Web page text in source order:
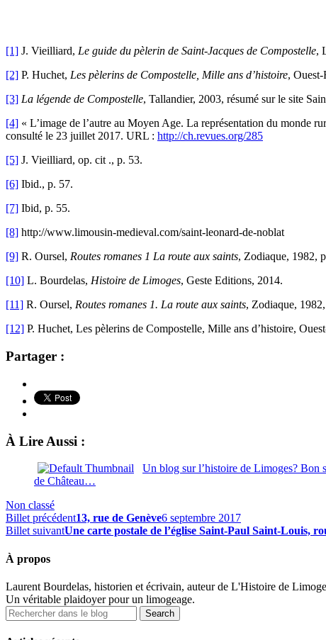
[1] J. Vieilliard, Le guide du pèlerin de Saint-Jacques de Compostelle,
[2] P. Huchet, Les pèlerins de Compostelle, Mille ans d’histoire,
[3] La légende de Compostelle, Tallandier, 2003, résumé sur le site
[4] « L’image de l’autre au Moyen Age. La représentation du monde
consulté le 23 juillet 2017. URL : http://ch.revues.org/285
[5] J. Vieilliard, op. cit ., p. 53.
[6] Ibid., p. 57.
[7] Ibid, p. 55.
[8] http://www.limousin-medieval.com/saint-leonard-de-noblat
[9] R. Oursel, Routes romanes 1 La route aux saints, Zodiaque, 1982,
[10] L. Bourdelas, Histoire de Limoges, Geste Editions, 2014.
[11] R. Oursel, Routes romanes 1. La route aux saints, Zodiaque,
[12] P. Huchet, Les pèlerins de Compostelle, Mille ans d’histoire,
Partager :
À Lire Aussi :
Un blog sur l’histoire de Limoges? Bon
de Château…
Non classé
Billet précédent13, rue de Genève6 septembre 2017
Billet suivantUne carte postale de l’église Saint-Paul Saint-Louis,
À propos
Laurent Bourdelas, historien et écrivain, auteur de L'Histoire de
Un véritable plaidoyer pour un limogeage.